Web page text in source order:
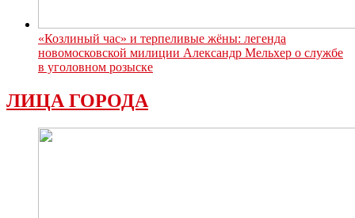
«Козлиный час» и терпеливые жёны: легенда
новомосковской милиции Александр Мельхер о службе
в уголовном розыске
ЛИЦА ГОРОДА